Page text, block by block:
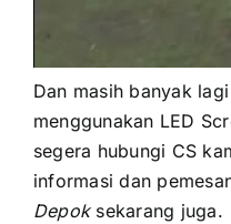
Dаn mаѕіh bаnуаk
menggunakan LED
ѕеgеrа hubungi CS
informasi dаn
Depok sekarang juga.